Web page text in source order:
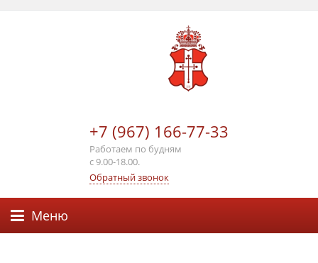
+7 (967) 166-77-33
Работаем по будням
с 9.00-18.00.
Обратный звонок
Меню